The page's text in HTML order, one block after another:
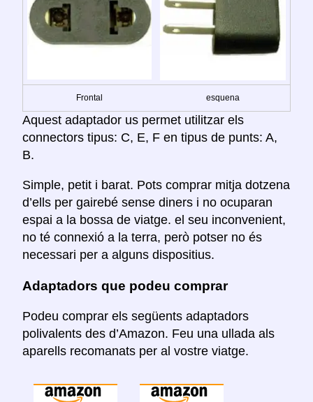
Frontal esquena
Aquest adaptador us permet utilitzar els
connectors tipus: C, E, F en tipus de punts: A,
B.
Simple, petit i barat. Pots comprar mitja dotzena
d’ells per gairebé sense diners i no ocuparan
espai a la bossa de viatge. el seu inconvenient,
no té connexió a la terra, però potser no és
necessari per a alguns dispositius.
Adaptadors que podeu comprar
Podeu comprar els següents adaptadors
polivalents des d’Amazon. Feu una ullada als
aparells recomanats per al vostre viatge.